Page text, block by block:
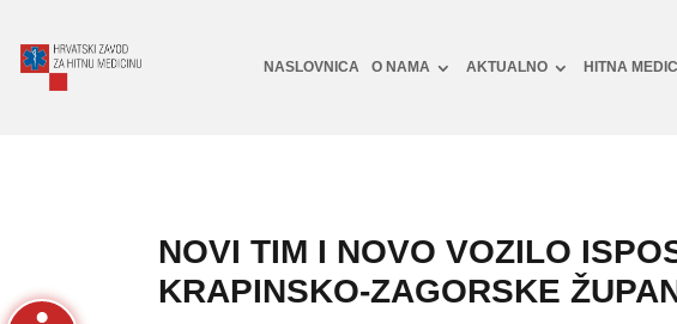
NASLOVNICA O NAMA AKTUALNO HITNA
NOVI TIM I NOVO VOZILO
KRAPINSKO-ZAGORSKE